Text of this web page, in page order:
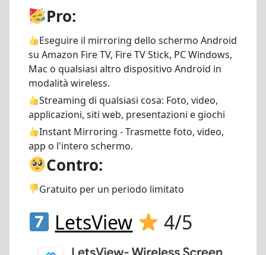
Pro:
Eseguire il mirroring dello schermo Android
su Amazon Fire TV, Fire TV Stick, PC Windows,
Mac o qualsiasi altro dispositivo Android in
modalità wireless.
Streaming di qualsiasi cosa: Foto, video,
applicazioni, siti web, presentazioni e giochi
Instant Mirroring - Trasmette foto, video,
app o l'intero schermo.
Contro:
Gratuito per un periodo limitato
LetsView 4/5